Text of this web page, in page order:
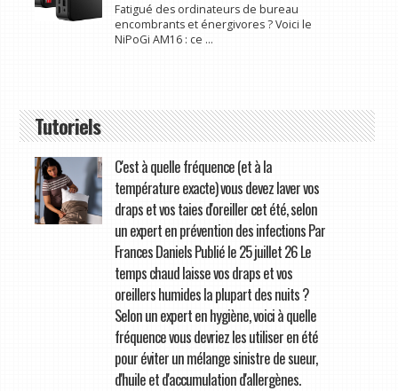
Fatigué des ordinateurs de bureau
encombrants et énergivores ? Voici le
NiPoGi AM16 : ce ...
Tutoriels
C'est à quelle fréquence (et à la
température exacte) vous devez laver vos
draps et vos taies d'oreiller cet été, selon
un expert en prévention des infections Par
Frances Daniels Publié le 25 juillet 26 Le
temps chaud laisse vos draps et vos
oreillers humides la plupart des nuits ?
Selon un expert en hygiène, voici à quelle
fréquence vous devriez les utiliser en été
pour éviter un mélange sinistre de sueur,
d'huile et d'accumulation d'allergènes.